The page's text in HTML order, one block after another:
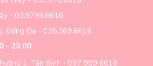
- 03.9799.6616
Đống Đa - 035.369.6616
- 23:00
1, Tân Bình - 097 989 6616